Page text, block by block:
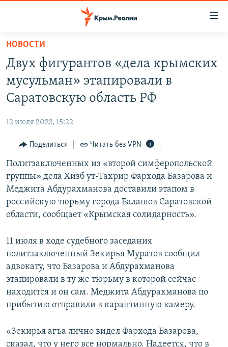
Вернуться
основному
содержанию
Вернутся
главной
Вернутся
поиску
НОВОСТИ
СПЕЦПРОЕКТЫ
11 ЛЕТ ОККУПАЦИИ КРЫМА. 11 ИСТОРИЙ СОПРОТИВЛЕНИЯ
ВОДА
ЕЩЕ
ИНТЕРАКТИВ
ИНФОГРАФИКА
ТЕЛЕПРОЕКТ КРЫМ.РЕАЛИИ
СОВЕТЫ ПРАВОЗАЩИТНИКОВ
ПРОПАВШИЕ БЕЗ ВЕСТИ
ПОБЕДИТЕЛЕЙ НЕ СУДЯТ?
КРЫМ.НЕПОКОРЕННЫЙ
УКРАИНСКАЯ ПРОБЛЕМА КРЫМА
РАДІО СВОБОДА
КАК ОБОЙТИ БЛОКИРОВКУ
Українською
Qırımtatar
ПРИСОЕДИНЯЙТЕСЬ!
Все сайты RFE/RL
НОВОСТИ
Двух фигурантов «дела крымских
мусульман» этапировали в
Саратовскую область РФ
12 июля 2023, 15:22
Поделиться Читать без VPN
Политзаключенных из «второй симферопольской
группы» дела Хизб ут-Тахрир Фархода Базарова и
Меджита Абдурахманова доставили этапом в
российскую тюрьму города Балашов Саратовской
области, сообщает «Крымская солидарность».
11 июля в ходе судебного заседания
политзаключенный Зекирья Муратов сообщил
адвокату, что Базарова и Абдурахманова
этапировали в ту же тюрьму в которой сейчас
находится и он сам. Меджита Абдурахманова по
прибытию отправили в карантинную камеру.
«Зекирья агъа лично видел Фархода Базарова,
сказал, что у него все нормально. Надеется, что в